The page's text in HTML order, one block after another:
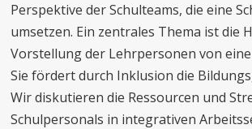
Perspektive der Schulteams, die eine
umsetzen. Ein zentrales Thema ist die
Vorstellung der Lehrpersonen von
Sie fördert durch Inklusion die
Wir diskutieren die Ressourcen und
Schulpersonals in integrativen